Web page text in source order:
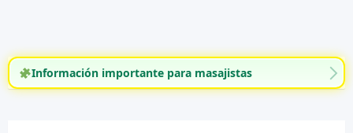
Información importante para masajistas